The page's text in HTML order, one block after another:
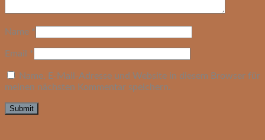
Name *
Email *
Name, E-Mail-Adresse und Website in diesem Browser für
meinen nächsten Kommentar speichern.